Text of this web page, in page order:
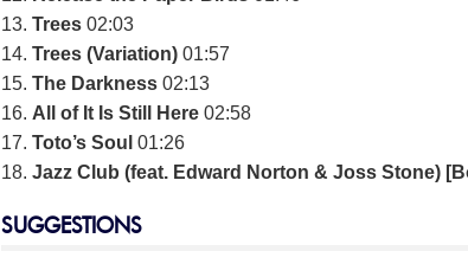
13.Trees 02:03
14.Trees (Variation) 01:57
15.The Darkness 02:13
16. All of It Is Still Here 02:58
17.Toto’s Soul 01:26
18.Jazz Club (feat. Edward Norton & Joss Stone)
SUGGESTIONS